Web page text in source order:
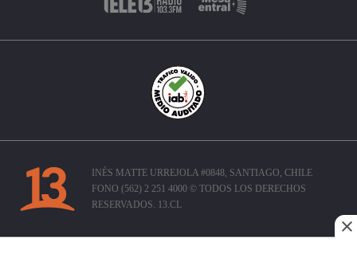
INÉS MATTE URREJOLA #0848, SANTIAGO, CHILE
FONO (562) 2 251 4000 © TODOS LOS DERECHOS
RESERVADOS. 13.CL